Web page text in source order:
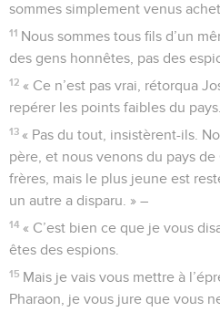
sommes simplement venus
11 Nous sommes tous fils d’un
des gens honnêtes, pas des
12 « Ce n’est pas vrai, rétorqua
repérer les points faibles du
13 « Pas du tout, insistèrent-ils.
père, et nous venons du pays
frères, mais le plus jeune est
un autre a disparu. » –
14 « C’est bien ce que je vous
êtes des espions.
15 Mais je vais vous mettre à
Pharaon, je vous jure que vous